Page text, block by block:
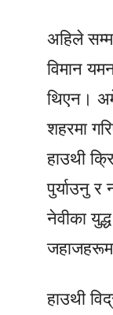
अहिले
विमान
थिएन।
शहरमा
हाउथी
पुर्याउनु र
नेवीका
हाउथी